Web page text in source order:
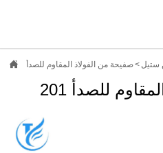
 ستيل >صفيحة من الفولاذ المقاوم للصدأ
للصدأ 201